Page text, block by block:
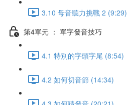
3.10 母音聽力挑戰 2 (9:29)
第4單元 ： 單字發音技巧
4.1 特別的字頭字尾 (8:54)
4.2 如何切音節 (14:34)